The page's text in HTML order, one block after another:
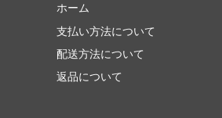
ホーム
支払い方法について
配送方法について
返品について